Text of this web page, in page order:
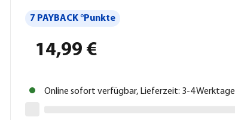
7 PAYBACK °Punkte
14,99 €
Online sofort verfügbar, Lieferzeit: 3-4 Werktage